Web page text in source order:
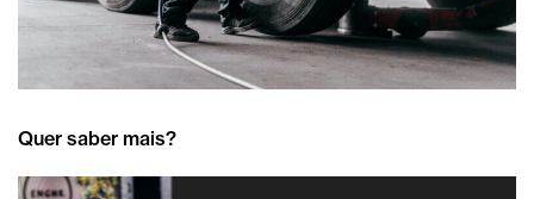
Quer saber mais?